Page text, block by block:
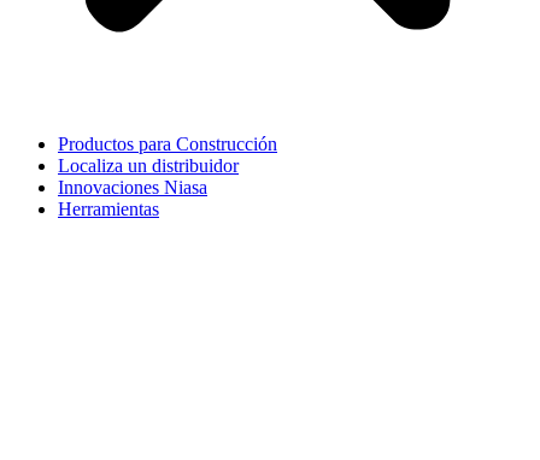
Productos para Construcción
Localiza un distribuidor
Innovaciones Niasa
Herramientas